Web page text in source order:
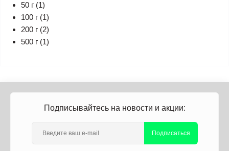
50 г (1)
100 г (1)
200 г (2)
500 г (1)
Подписывайтесь на новости и акции:
Подписаться